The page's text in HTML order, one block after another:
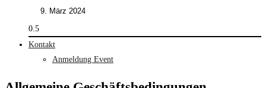
9. März 2024
Kontakt
Anmeldung Event